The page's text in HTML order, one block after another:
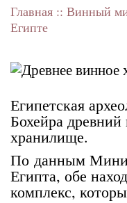
Главная :: Винный
Египте
Египетская
Бохейра
хранилище.
По данным
Египта, обе
комплекс,